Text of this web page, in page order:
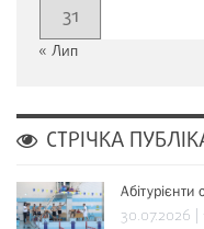
31
« Лип
СТРІЧКА
Абітурієнти
30.07.2026 |